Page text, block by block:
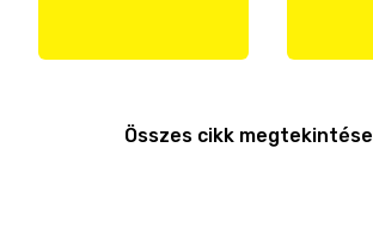
Összes cikk megtekintése